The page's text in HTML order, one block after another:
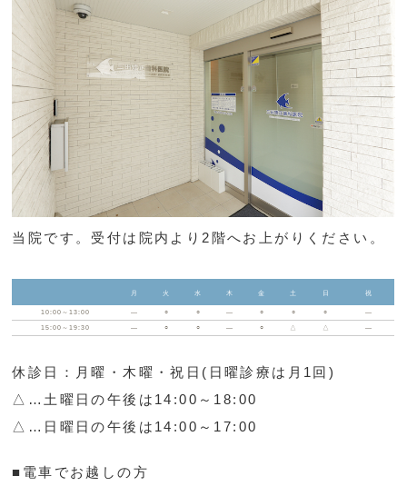
当院です。受付は院内より2階へお上がりください。
月 火 水 木 金 土 日 祝
10:00～13:00 ― ○ ○ ― ○ ○ ○
―
15:00～19:30
― ○ ○ ― ○ △ △ ―
休診日：月曜・木曜・祝日(日曜診療は月1回)
△…土曜日の午後は14:00～18:00
△…日曜日の午後は14:00～17:00
■電車でお越しの方